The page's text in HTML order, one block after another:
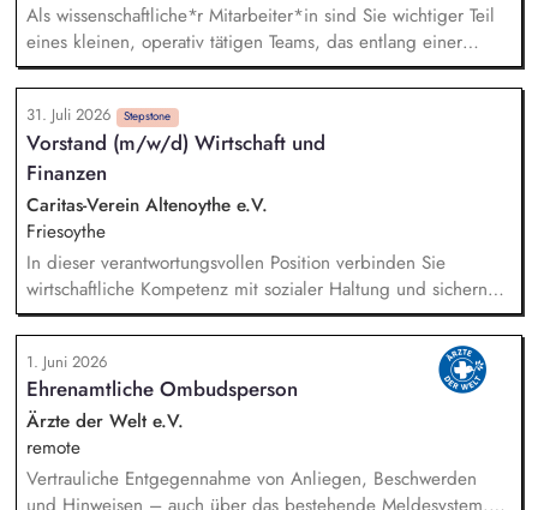
Als wissenschaftliche*r Mitarbeiter*in sind Sie wichtiger Teil
eines kleinen, operativ tätigen Teams, das entlang einer
klaren Programmatik langfristig soziale Innovation
implementiert. Sie unterstützen die Geschäftsführung bei der
Umsetzung der Stiftungsprogrammatik und entwickeln dabei
die Internationalisierungsstrategie der Stiftung weiter. Sie
übersetzen wissenschaftliche Erkenntnisse in
alltagsangebundene Handlungsansätze entlang unserer
Stiftungsprogrammatik.
31. Juli 2026 Stepstone
Vorstand (m/w/d) Wirtschaft und
Finanzen
Caritas-Verein Altenoythe e.V.
Friesoythe
In dieser verantwortungsvollen Position verbinden Sie
wirtschaftliche Kompetenz mit sozialer Haltung und sichern
die wirtschaftlichen Grundlagen für die nachhaltige und
zukunftsorientierte Erfüllung des sozialen Auftrags des Caritas-
Vereins Altenoythe. Gemeinsam mit dem Vorstand Inhalte,
Pädagogik und Verfahren verantworten Sie die Gesamtleitung
sowie die strategische Weiterentwicklung des Caritas-Vereins
Altenoythe und seiner Einrichtungen. Sie führen das Ressort
Wirtschaft und Finanzen eigenverantwortlich und richten es
strategisch und organisatorisch zukunftsfähig aus. Sie
1. Juni 2026
Ehrenamtliche Ombudsperson
Ärzte der Welt e.V.
remote
Vertrauliche Entgegennahme von Anliegen, Beschwerden